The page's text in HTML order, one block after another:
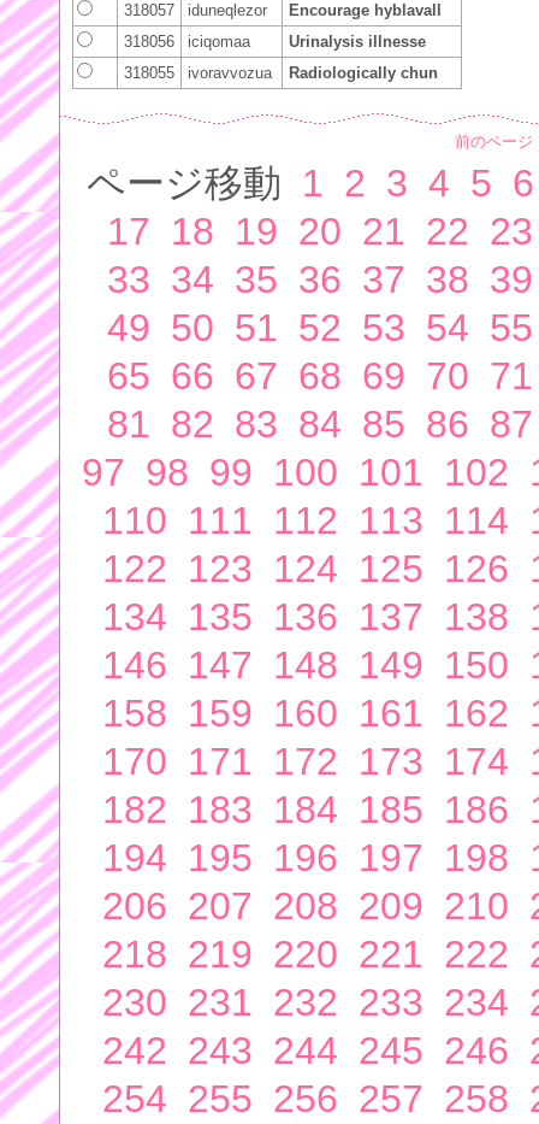
318057
iduneqlezor
Encourage hyblavall
318056
iciqomaa
Urinalysis illnesse
318055
ivoravvozua Radiologically chun
前のページ
ページ移動 1 2 3 4 5 6
17 18 19 20 21 22 23
33 34 35 36 37 38 39
49 50 51 52 53 54 55
65 66 67 68 69 70 71
81 82 83 84 85 86 87
97 98 99 100 101 102
110 111 112 113 114
122 123 124 125 126
134 135 136 137 138
146 147 148 149 150
158 159 160 161 162
170 171 172 173 174
182 183 184 185 186
194 195 196 197 198
206 207 208 209 210
218 219 220 221 222
230 231 232 233 234
242 243 244 245 246
254 255 256 257 258